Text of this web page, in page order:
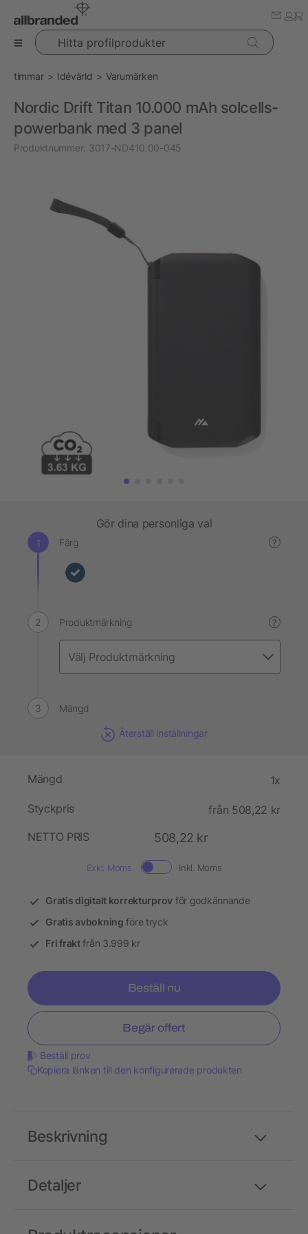
Hitta profilprodukter
timmar Idévärld Varumärken
Nordic Drift Titan 10.000 mAh solcells-
powerbank med 3 panel
Produktnummer: 3017-ND410.00-045
Gör dina personliga val
Färg ?
Produktmärkning ?
Mängd
Återställ inställningar
Mängd 1x
Styckpris
från 508,22 kr
NETTO PRIS
508,22 kr
Exkl. Moms. Inkl. Moms
Gratis digitalt korrekturprov för godkännande
Gratis avbokning före tryck
Fri fraktfrån 3.999 kr
Beställ nu
Begär offert
Beställ prov
Kopiera länken till den konfigurerade produkten
Detaljer
Beskrivning